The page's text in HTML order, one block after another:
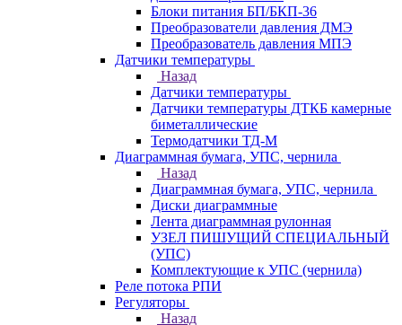
Блоки питания БП/БКП-36
Преобразователи давления ДМЭ
Преобразователь давления МПЭ
Датчики температуры
Назад
Датчики температуры
Датчики температуры ДТКБ камерные
биметаллические
Термодатчики ТД-М
Диаграммная бумага, УПС, чернила
Назад
Диаграммная бумага, УПС, чернила
Диски диаграммные
Лента диаграммная рулонная
УЗЕЛ ПИШУЩИЙ СПЕЦИАЛЬНЫЙ
(УПС)
Комплектующие к УПС (чернила)
Реле потока РПИ
Регуляторы
Назад